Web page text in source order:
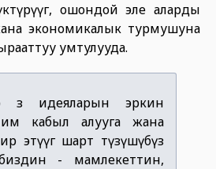
ошондой эле аларды
экономикалык турмушуна
умтулууда.
өз идеяларын эркин
кабыл алууга жана
этүүгө шарт түзүшүбүз
- мамлекеттин,